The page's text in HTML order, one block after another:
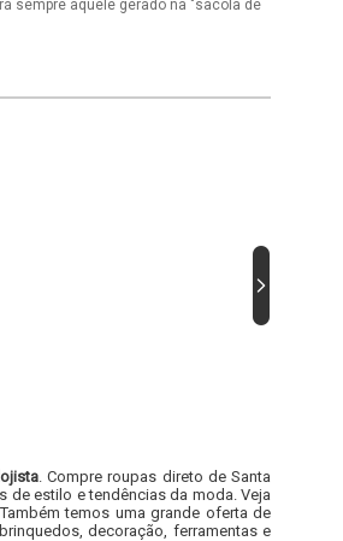
sempre aquele gerado na "sacola de
. Compre roupas direto de Santa
de estilo e tendências da moda. Veja
temos uma grande oferta de
decoração, ferramentas e